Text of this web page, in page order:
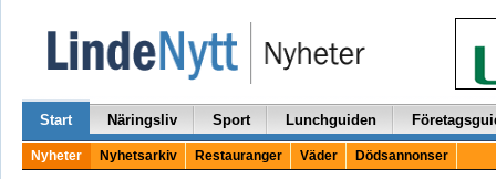
Start Näringsliv Sport Lunchguiden
Nyheter Nyhetsarkiv Restauranger Väder Dödsannonser